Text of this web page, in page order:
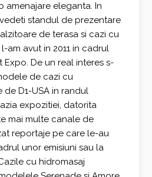
amenajare eleganta. In
standul de prezentare
de terasa si cazi cu
am avut in 2011 in cadrul
De un real interes s-
de cazi cu
D1-USA in randul
expozitiei, datorita
mai multe canale de
reportaje pe care le-au
unor emisiuni sau la
cu hidromasaj